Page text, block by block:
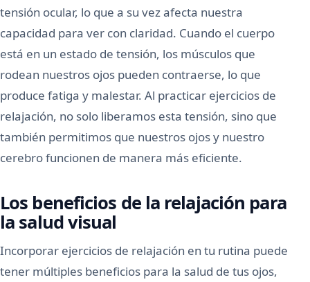
tensión ocular, lo que a su vez afecta nuestra
capacidad para ver con claridad. Cuando el cuerpo
está en un estado de tensión, los músculos que
rodean nuestros ojos pueden contraerse, lo que
produce fatiga y malestar. Al practicar ejercicios de
relajación, no solo liberamos esta tensión, sino que
también permitimos que nuestros ojos y nuestro
cerebro funcionen de manera más eficiente.
Los beneficios de la relajación para
la salud visual
Incorporar ejercicios de relajación en tu rutina puede
tener múltiples beneficios para la salud de tus ojos,